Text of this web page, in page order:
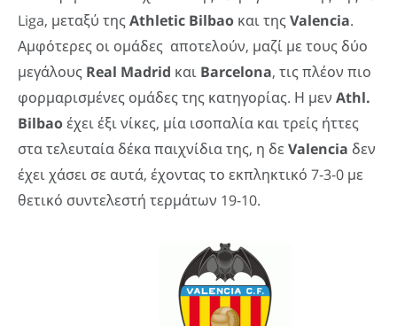
Liga, μεταξύ τηςAthletic Bilbao και τηςValencia.
Αμφότερες οι ομάδες αποτελούν, μαζί με τους δύο
μεγάλους Real Madrid και Barcelona, τις πλέον πιο
φορμαρισμένες ομάδες της κατηγορίας. Η μεν Athl.
Bilbaoέχει έξι νίκες, μία ισοπαλία και τρείς ήττες
στα τελευταία δέκα παιχνίδια της, η δε Valencia δεν
έχει χάσει σε αυτά, έχοντας το εκπληκτικό 7-3-0 με
θετικό συντελεστή τερμάτων 19-10.